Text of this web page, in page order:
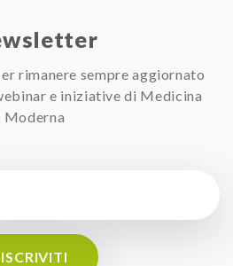
rimanere sempre aggiornato
e iniziative di Medicina
Moderna
ISCRIVITI